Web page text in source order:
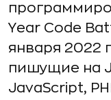
Year Code
января 2022
пишущие на
JavaScript,